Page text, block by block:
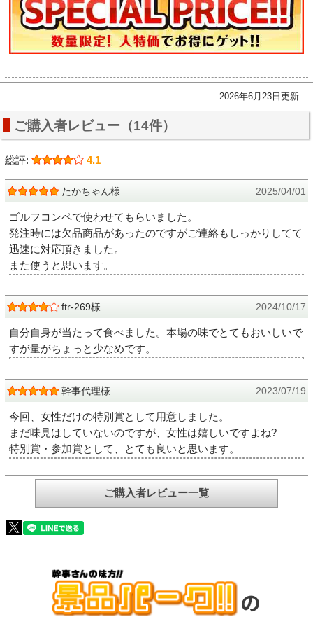
2026年6月23日更新
ご購入者レビュー（14件）
総評: 4.1
たかちゃん様 2025/04/01
ゴルフコンペで使わせてもらいました。
発注時には欠品商品があったのですがご連絡もしっかりしてて
迅速に対応頂きました。
また使うと思います。
ftr-269様 2024/10/17
自分自身が当たって食べました。本場の味でとてもおいしいで
すが量がちょっと少なめです。
幹事代理様 2023/07/19
今回、女性だけの特別賞として用意しました。
まだ味見はしていないのですが、女性は嬉しいですよね?
特別賞・参加賞として、とても良いと思います。
ご購入者レビュー一覧
の